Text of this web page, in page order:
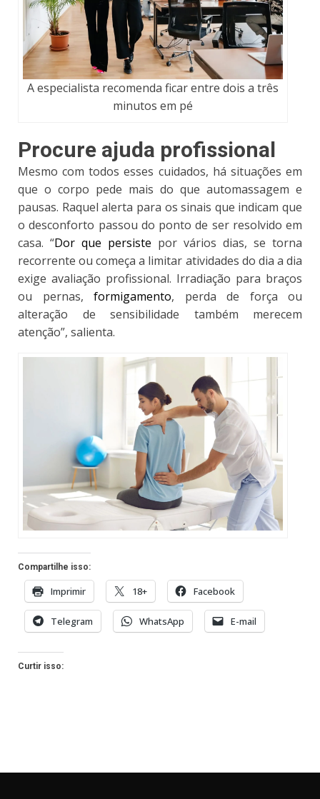
A especialista recomenda ficar entre dois a três
minutos em pé
Procure ajuda profissional
Mesmo com todos esses cuidados, há situações em
que o corpo pede mais do que automassagem e
pausas. Raquel alerta para os sinais que indicam que
o desconforto passou do ponto de ser resolvido em
casa. “Dor que persiste por vários dias, se torna
recorrente ou começa a limitar atividades do dia a dia
exige avaliação profissional. Irradiação para braços
ou pernas, formigamento, perda de força ou
alteração de sensibilidade também merecem
atenção”, salienta.
Compartilhe isso:
Imprimir 18+ Facebook
Telegram WhatsApp E-mail
Curtir isso: